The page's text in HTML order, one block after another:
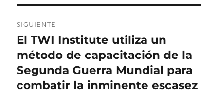
SIGUIENTE
Entrada
siguiente:
El TWI Institute utiliza un
método de capacitación de la
Segunda Guerra Mundial para
combatir la inminente escasez